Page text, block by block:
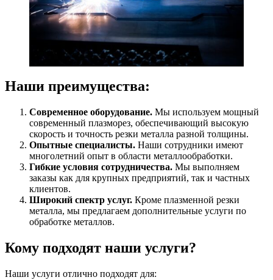
Наши преимущества:
Современное оборудование. Мы используем мощный
современный плазморез, обеспечивающий высокую
скорость и точность резки металла разной толщины.
Опытные специалисты. Наши сотрудники имеют
многолетний опыт в области металлообработки.
Гибкие условия сотрудничества. Мы выполняем
заказы как для крупных предприятий, так и частных
клиентов.
Широкий спектр услуг. Кроме плазменной резки
металла, мы предлагаем дополнительные услуги по
обработке металлов.
Кому подходят наши услуги?
Наши услуги отлично подходят для: